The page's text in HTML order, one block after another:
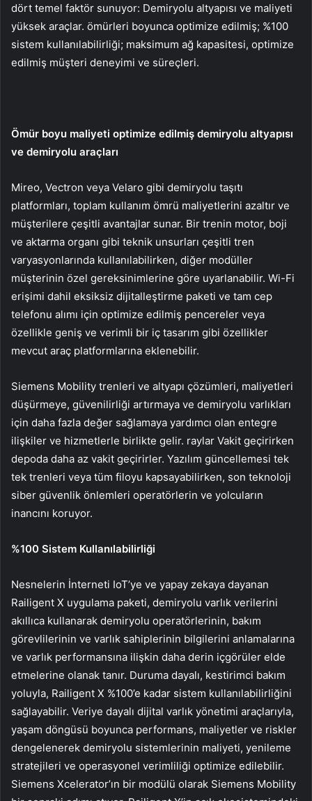
dört temel faktör sunuyor: Demiryolu altyapısı ve maliyeti
yüksek araçlar. ömürleri boyunca optimize edilmiş; %100
sistem kullanılabilirliği; maksimum ağ kapasitesi, optimize
edilmiş müşteri deneyimi ve süreçleri.
Ömür boyu maliyeti optimize edilmiş demiryolu altyapısı
ve demiryolu araçları
Mireo, Vectron veya Velaro gibi demiryolu taşıtı
platformları, toplam kullanım ömrü maliyetlerini azaltır ve
müşterilere çeşitli avantajlar sunar. Bir trenin motor, boji
ve aktarma organı gibi teknik unsurları çeşitli tren
varyasyonlarında kullanılabilirken, diğer modüller
müşterinin özel gereksinimlerine göre uyarlanabilir. Wi-Fi
erişimi dahil eksiksiz dijitalleştirme paketi ve tam cep
telefonu alımı için optimize edilmiş pencereler veya
özellikle geniş ve verimli bir iç tasarım gibi özellikler
mevcut araç platformlarına eklenebilir.
Siemens Mobility trenleri ve altyapı çözümleri, maliyetleri
düşürmeye, güvenilirliği artırmaya ve demiryolu varlıkları
için daha fazla değer sağlamaya yardımcı olan entegre
ilişkiler ve hizmetlerle birlikte gelir. raylar Vakit geçirirken
depoda daha az vakit geçirirler. Yazılım güncellemesi tek
tek trenleri veya tüm filoyu kapsayabilirken, son teknoloji
siber güvenlik önlemleri operatörlerin ve yolcuların
inancını koruyor.
%100 Sistem Kullanılabilirliği
Nesnelerin İnterneti IoT’ye ve yapay zekaya dayanan
Railigent X uygulama paketi, demiryolu varlık verilerini
akıllıca kullanarak demiryolu operatörlerinin, bakım
görevlilerinin ve varlık sahiplerinin bilgilerini anlamalarına
ve varlık performansına ilişkin daha derin içgörüler elde
etmelerine olanak tanır. Duruma dayalı, kestirimci bakım
yoluyla, Railigent X %100’e kadar sistem kullanılabilirliğini
sağlayabilir. Veriye dayalı dijital varlık yönetimi araçlarıyla,
yaşam döngüsü boyunca performans, maliyetler ve riskler
dengelenerek demiryolu sistemlerinin maliyeti, yenileme
stratejileri ve operasyonel verimliliği optimize edilebilir.
Siemens Xcelerator’ın bir modülü olarak Siemens Mobility